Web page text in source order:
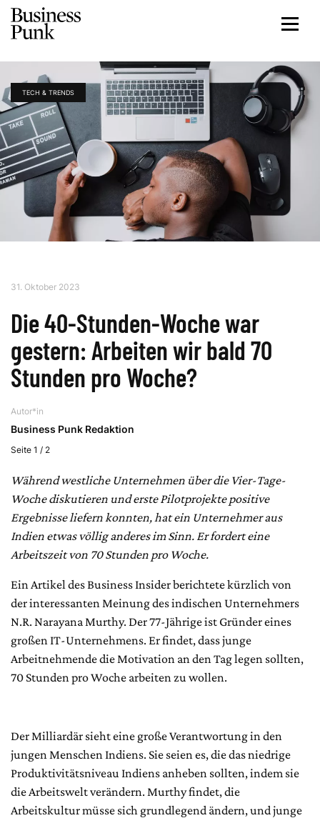
TECH & TRENDS
31. Oktober 2023
Die 40-Stunden-Woche war
gestern: Arbeiten wir bald 70
Stunden pro Woche?
Autor*in
Business Punk Redaktion
Seite 1 / 2
Während westliche Unternehmen über die Vier-Tage-
Woche diskutieren und erste Pilotprojekte positive
Ergebnisse liefern konnten, hat ein Unternehmer aus
Indien etwas völlig anderes im Sinn. Er fordert eine
Arbeitszeit von 70 Stunden pro Woche.
Ein Artikel des Business Insider berichtete kürzlich von
der interessanten Meinung des indischen Unternehmers
N.R. Narayana Murthy. Der 77-Jährige ist Gründer eines
großen IT-Unternehmens. Er findet, dass junge
Arbeitnehmende die Motivation an den Tag legen sollten,
70 Stunden pro Woche arbeiten zu wollen.
Der Milliardär sieht eine große Verantwortung in den
jungen Menschen Indiens. Sie seien es, die das niedrige
Produktivitätsniveau Indiens anheben sollten, indem sie
die Arbeitswelt verändern. Murthy findet, die
Arbeitskultur müsse sich grundlegend ändern, und junge